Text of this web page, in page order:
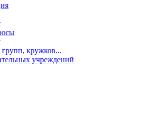
кружков...
учреждений